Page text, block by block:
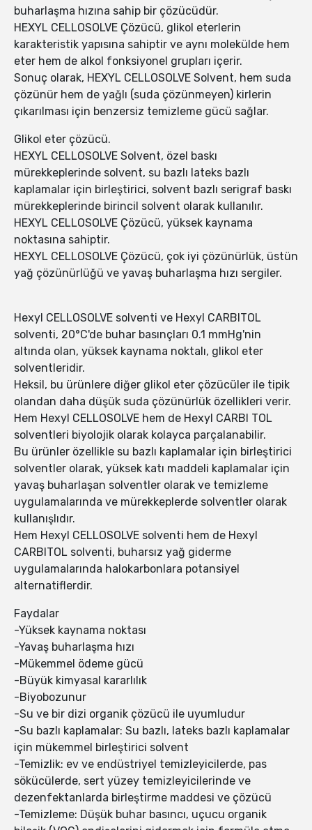
buharlaşma hızına sahip bir çözücüdür.
HEXYL CELLOSOLVE Çözücü, glikol eterlerin
karakteristik yapısına sahiptir ve aynı molekülde hem
eter hem de alkol fonksiyonel grupları içerir.
Sonuç olarak, HEXYL CELLOSOLVE Solvent, hem suda
çözünür hem de yağlı (suda çözünmeyen) kirlerin
çıkarılması için benzersiz temizleme gücü sağlar.
Glikol eter çözücü.
HEXYL CELLOSOLVE Solvent, özel baskı
mürekkeplerinde solvent, su bazlı lateks bazlı
kaplamalar için birleştirici, solvent bazlı serigraf baskı
mürekkeplerinde birincil solvent olarak kullanılır.
HEXYL CELLOSOLVE Çözücü, yüksek kaynama
noktasına sahiptir.
HEXYL CELLOSOLVE Çözücü, çok iyi çözünürlük, üstün
yağ çözünürlüğü ve yavaş buharlaşma hızı sergiler.
Hexyl CELLOSOLVE solventi ve Hexyl CARBITOL
solventi, 20°C'de buhar basınçları 0.1 mmHg'nin
altında olan, yüksek kaynama noktalı, glikol eter
solventleridir.
Heksil, bu ürünlere diğer glikol eter çözücüler ile tipik
olandan daha düşük suda çözünürlük özellikleri verir.
Hem Hexyl CELLOSOLVE hem de Hexyl CARBI TOL
solventleri biyolojik olarak kolayca parçalanabilir.
Bu ürünler özellikle su bazlı kaplamalar için birleştirici
solventler olarak, yüksek katı maddeli kaplamalar için
yavaş buharlaşan solventler olarak ve temizleme
uygulamalarında ve mürekkeplerde solventler olarak
kullanışlıdır.
Hem Hexyl CELLOSOLVE solventi hem de Hexyl
CARBITOL solventi, buharsız yağ giderme
uygulamalarında halokarbonlara potansiyel
alternatiflerdir.
Faydalar
-Yüksek kaynama noktası
-Yavaş buharlaşma hızı
-Mükemmel ödeme gücü
-Büyük kimyasal kararlılık
-Biyobozunur
-Su ve bir dizi organik çözücü ile uyumludur
-Su bazlı kaplamalar: Su bazlı, lateks bazlı kaplamalar
için mükemmel birleştirici solvent
-Temizlik: ev ve endüstriyel temizleyicilerde, pas
sökücülerde, sert yüzey temizleyicilerinde ve
dezenfektanlarda birleştirme maddesi ve çözücü
-Temizleme: Düşük buhar basıncı, uçucu organik